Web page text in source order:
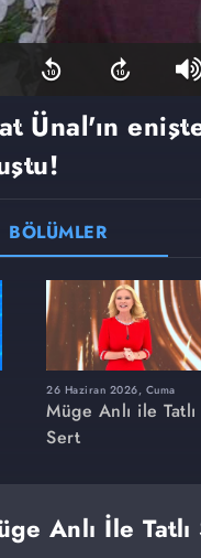
Ünal'ın
BÖLÜMLER
26 Haziran 2026, Cuma
Müge Anlı ile Tatlı
Sert
Anlı İle